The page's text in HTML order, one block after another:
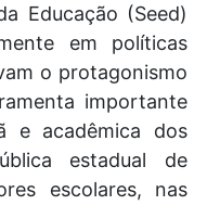
Educação (Seed)
em políticas
o protagonismo
importante
e acadêmica dos
estadual de
escolares, nas